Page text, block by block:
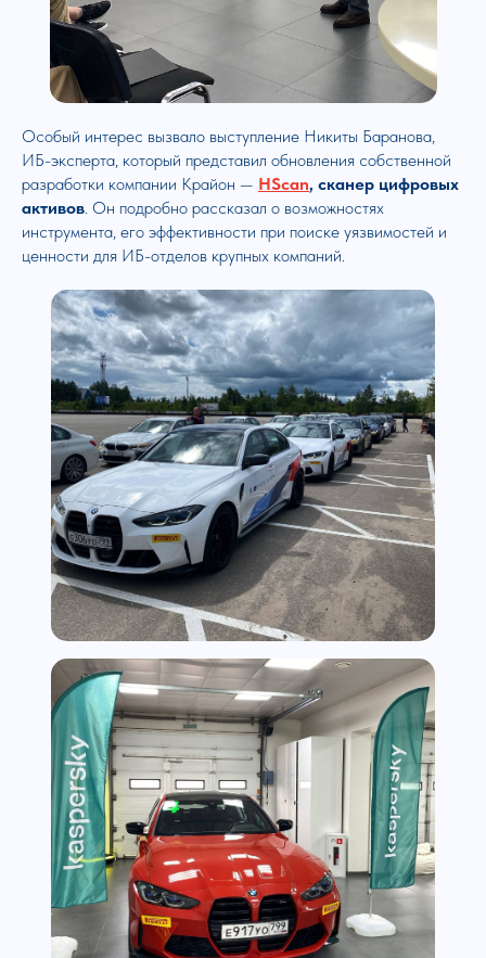
Особый интерес вызвало выступление Никиты Баранова,
ИБ-эксперта, который представил обновления собственной
разработки компании Крайон — HScan, сканер цифровых
активов . Он подробно рассказал о возможностях
инструмента, его эффективности при поиске уязвимостей и
ценности для ИБ-отделов крупных компаний.